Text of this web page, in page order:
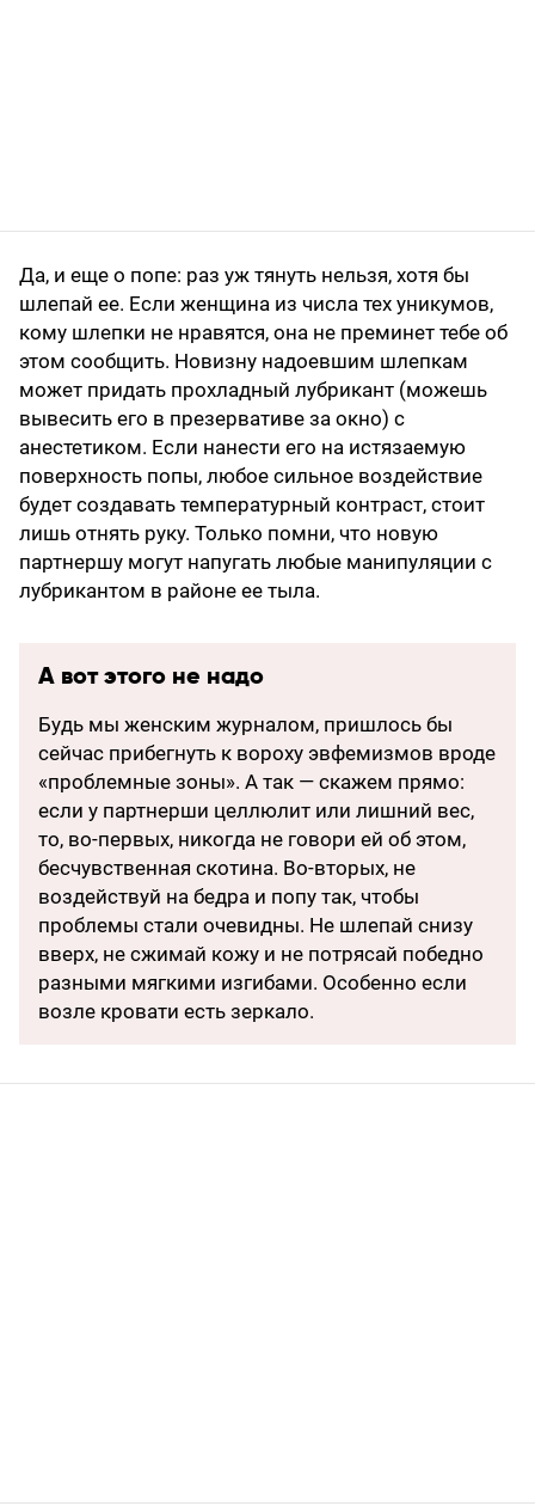
Да, и еще о попе: раз уж тянуть нельзя, хотя бы
шлепай ее. Если женщина из числа тех уникумов,
кому шлепки не нравятся, она не преминет тебе об
этом сообщить. Новизну надоевшим шлепкам
может придать прохладный лубрикант (можешь
вывесить его в презервативе за окно) с
анестетиком. Если нанести его на истязаемую
поверхность попы, любое сильное воздействие
будет создавать температурный контраст, стоит
лишь отнять руку. Только помни, что новую
партнершу могут напугать любые манипуляции с
лубрикантом в районе ее тыла.
А вот этого не надо
Будь мы женским журналом, пришлось бы
сейчас прибегнуть к вороху эвфемизмов вроде
«проблемные зоны». А так — скажем прямо:
если у партнерши целлюлит или лишний вес,
то, во-первых, никогда не говори ей об этом,
бесчувственная скотина. Во-вторых, не
воздействуй на бедра и попу так, чтобы
проблемы стали очевидны. Не шлепай снизу
вверх, не сжимай кожу и не потрясай победно
разными мягкими изгибами. Особенно если
возле кровати есть зеркало.